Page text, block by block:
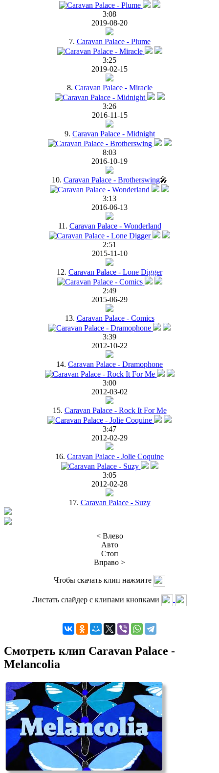
3:08
2019-08-20
7. Caravan Palace - Plume
3:25
2019-02-15
8. Caravan Palace - Miracle
3:26
2016-11-15
9. Caravan Palace - Midnight
8:03
2016-10-19
10. Caravan Palace - Brotherswing🎤
3:13
2016-06-13
11. Caravan Palace - Wonderland
2:51
2015-11-10
12. Caravan Palace - Lone Digger
2:49
2015-06-29
13. Caravan Palace - Comics
3:39
2012-10-22
14. Caravan Palace - Dramophone
3:00
2012-03-02
15. Caravan Palace - Rock It For Me
3:47
2012-02-29
16. Caravan Palace - Jolie Coquine
3:05
2012-02-28
17. Caravan Palace - Suzy
< Влево
Авто
Стоп
Вправо >
Чтобы скачать клип нажмите
Листать слайдер с клипами кнопками
Смотреть клип Caravan Palace -
Melancolia